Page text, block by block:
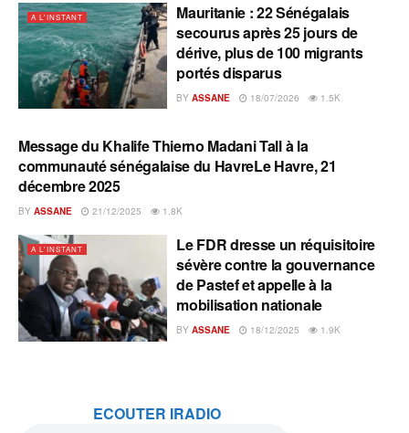
A L'INSTANT
Mauritanie : 22 Sénégalais
secourus après 25 jours de
dérive, plus de 100 migrants
portés disparus
BY ASSANE 18/07/2026 1.5K
A L'INSTANT
Message du Khalife Thierno Madani Tall à la
communauté sénégalaise du HavreLe Havre, 21
décembre 2025
BY ASSANE 21/12/2025 1.8K
A L'INSTANT
Le FDR dresse un réquisitoire
sévère contre la gouvernance
de Pastef et appelle à la
mobilisation nationale
BY ASSANE 18/12/2025 1.9K
ECOUTER IRADIO